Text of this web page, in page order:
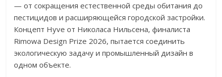
— от сокращения естественной среды обитания до
пестицидов и расширяющейся городской застройки.
Концепт Hyve от Николаса Нильсена, финалиста
Rimowa Design Prize 2026, пытается соединить
экологическую задачу и промышленный дизайн в
одном объекте.